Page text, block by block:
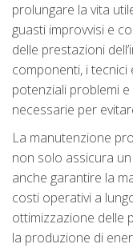
prolungare la vita
guasti improvvisi e
delle prestazioni
componenti, i
potenziali problemi
necessarie per
La manutenzione
non solo assicura
anche garantire la
costi operativi a
ottimizzazione delle
la produzione di